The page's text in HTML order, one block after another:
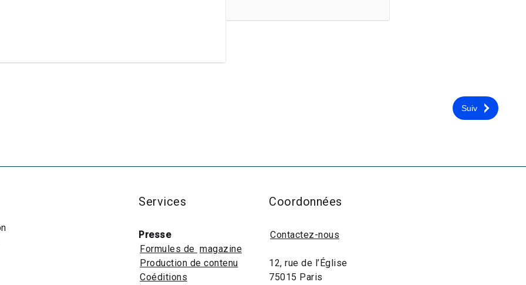
Suiv
Services
Presse
Formules de magazine
Production de contenu
Coéditions
Coordonnées
Contactez-nous
12, rue de l’Église
75015 Paris